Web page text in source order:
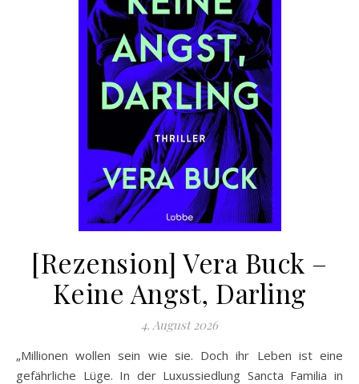
[Rezension] Vera Buck –
Keine Angst, Darling
4. August 2026
„Millionen wollen sein wie sie. Doch ihr Leben ist eine
gefährliche Lüge. In der Luxussiedlung Sancta Familia in